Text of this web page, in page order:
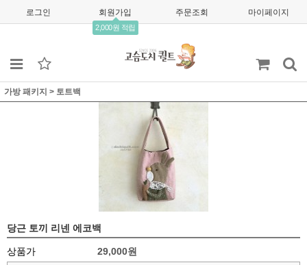
로그인 회원가입
2,000원 적립
주문조회 마이페이지
가방 패키지 > 토트백
당근 토끼 리넨 에코백
상품가 29,000원